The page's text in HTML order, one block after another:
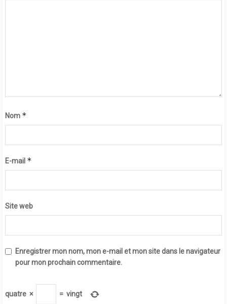
Nom *
E-mail *
Site web
Enregistrer mon nom, mon e-mail et mon site dans le navigateur
pour mon prochain commentaire.
quatre × = vingt